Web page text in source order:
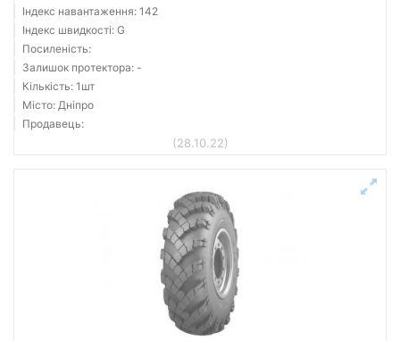
Індекс навантаження: 142
Індекс швидкості: G
Посиленість:
Залишок протектора: -
Кількість: 1шт
Місто: Дніпро
Продавець:
(28.10.22)
Advanta
Aeolus
Amberway
Annaite
Усі бренди